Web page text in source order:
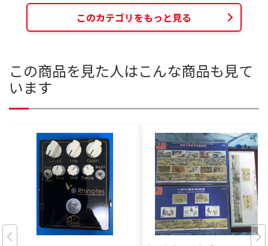
このカテゴリをもっと見る
この商品を見た人はこんな商品も見て
います